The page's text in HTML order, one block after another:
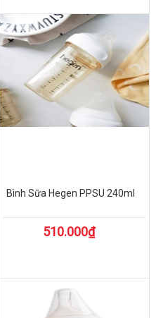
Bình Sữa Hegen PPSU 240ml
510.000₫